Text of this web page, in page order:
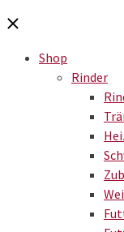
Shop
Rinder